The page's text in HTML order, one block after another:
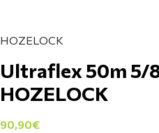
HOZELOCK
Ultraflex 50m 5/
HOZELOCK
90,90€